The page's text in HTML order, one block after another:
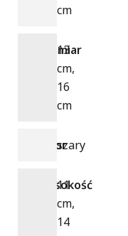
cm
Rozmiar
13
cm,
16
cm
Kolorszary
Wysokość
11
cm,
14